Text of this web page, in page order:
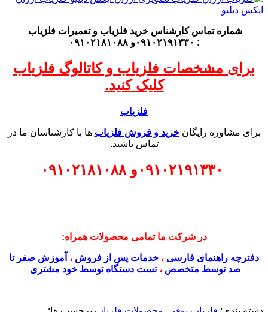
شماره تماس کارشناس خرید فلزیاب و تعمیرات فلزیاب
: ۰۹۱۰۲۱۹۱۳۳۰و ۰۹۱۰۲۱۸۱۰۸۸
برای مشخصات فلزیاب و کاتالوگ فلزیاب
کلیک کنید.
فلزیاب
برای مشاوره رایگانخرید و فروش فلزیاب ها با کارشناسان ما در
تماس باشید.
۰۹۱۰۲۱۹۱۳۳۰ و ۰۹۱۰۲۱۸۱۰۸۸
در شرکت ما تمامی محصولات همراه:
دفترچه راهنمای فارسی ، خدمات پس از فروش ، آموزش صفر تا
صد توسط متخصص ،تست دستگاه توسط خود مشتری